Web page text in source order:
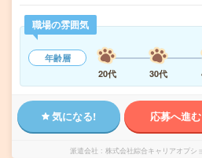
職場の雰囲気
年齢層
20代
30代
気になる! 応募へ進む
派遣会社 株式会社綜合キャリアオプシ